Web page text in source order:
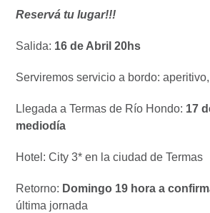
Reservá tu lugar!!!
Salida: 16 de Abril 20hs
Serviremos servicio a bordo:
Llegada a Termas de Río Hondo: 17
mediodía
Hotel: City 3* en la ciudad de Termas
Retorno: Domingo 19 hora a
última jornada